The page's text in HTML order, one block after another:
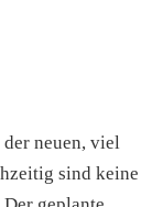
neuen, viel
sind keine